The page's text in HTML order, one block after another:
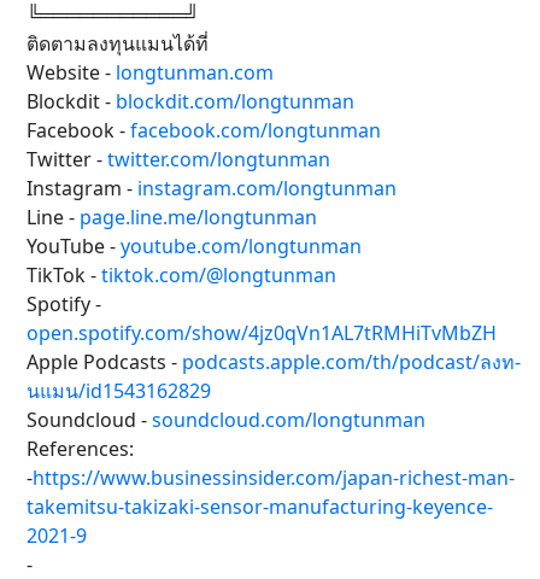
╚═══════════╝
ติดตามลงทุนแมนได้ที่
Website - longtunman.com
Blockdit - blockdit.com/longtunman
Facebook -facebook.com/longtunman
Twitter -twitter.com/longtunman
Instagram - instagram.com/longtunman
Line - page.line.me/longtunman
YouTube -youtube.com/longtunman
TikTok -tiktok.com/@longtunman
Spotify -
open.spotify.com/show/4jz0qVn1AL7tRMHiTvMbZH
Apple Podcasts - podcasts.apple.com/th/podcast/ลงท-
นแมน/id1543162829
Soundcloud -soundcloud.com/longtunman
References:
-https://www.businessinsider.com/japan-richest-man-
takemitsu-takizaki-sensor-manufacturing-keyence-
2021-9
-